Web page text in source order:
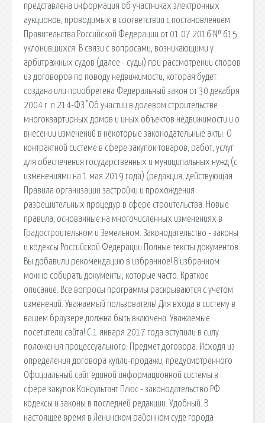
представлена информация об участниках электронных
аукционов, проводимых в соответствии с постановлением
Правительства Российской Федерации от 01.07.2016 № 615,
уклонившихся. В связи с вопросами, возникающими у
арбитражных судов (далее - суды) при рассмотрении споров
из договоров по поводу недвижимости, которая будет
создана или приобретена Федеральный закон от 30 декабря
2004 г. n 214-ФЗ "Об участии в долевом строительстве
многоквартирных домов и иных объектов недвижимости и о
внесении изменений в некоторые законодательные акты. О
контрактной системе в сфере закупок товаров, работ, услуг
для обеспечения государственных и муниципальных нужд (с
изменениями на 1 мая 2019 года) (редакция, действующая
Правила организации застройки и прохождения
разрешительных процедур в сфере строительства. Новые
правила, основанные на многочисленных изменениях в
Градостроительном и Земельном. Законодательство - законы
и кодексы Российской Федерации.Полные тексты документов.
Вы добавили рекомендацию в избранное! В избранном
можно собирать документы, которые часто. Краткое
описание. Все вопросы программы раскрываются с учетом
изменений. Уважаемый пользователь! Для входа в систему в
вашем браузере должна быть включена. Уважаемые
посетители сайта! С 1 января 2017 года вступили в силу
положения процессуального. Предмет договора. Исходя из
определения договора купли-продажи, предусмотренного
Официальный сайт единой информационной системы в
сфере закупок Консультант Плюс - законодательство РФ
кодексы и законы в последней редакции. Удобный. В
настоящее время в Ленинском районном суде города